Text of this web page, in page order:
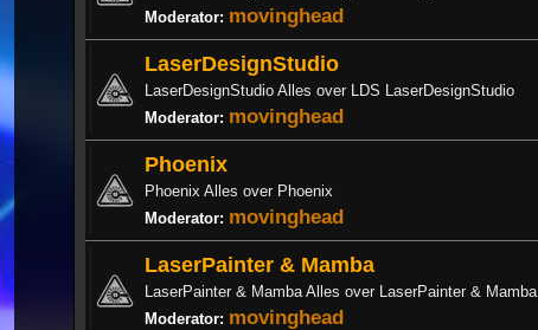
Moderator: movinghead
LaserDesignStudio
LaserDesignStudio Alles over LDS LaserDesignStudio
Moderator: movinghead
Phoenix
Phoenix Alles over Phoenix
Moderator: movinghead
LaserPainter & Mamba
LaserPainter & Mamba Alles over LaserPainter & Mamba.
Moderator: movinghead